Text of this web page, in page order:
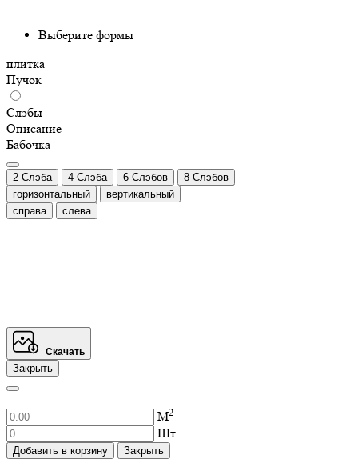
Выберите формы
плитка
Пучок
Слэбы
Описание
Бабочка
2 Слэба 4 Слэба 6 Слэбов
8 Слэбов
горизонтальный
вертикальный
справа
слева
Скачать
Закрыть
М2
Шт.
Добавить в корзину Закрыть